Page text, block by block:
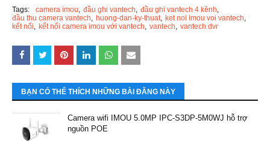
Tags: camera imou đầu ghi vantech
đầu ghi vantech 4 kênh
đầu thu camera vantech
huong-dan-ky-thuat
ket noi imou voi vantech
kết nối
kết nối camera imou với vantech vantech vantech dvr
BẠN CÓ THỂ THÍCH NHỮNG BÀI ĐĂNG NÀY
Camera wifi IMOU 5.0MP IPC-S3DP-5M0WJ hỗ trợ
nguồn POE